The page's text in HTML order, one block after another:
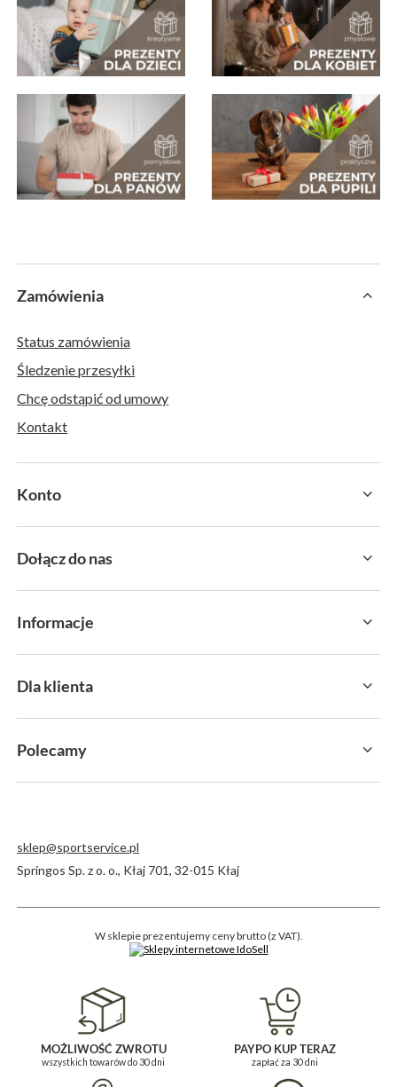
Zamówienia
Status zamówienia
Śledzenie przesyłki
Chcę odstąpić od umowy
Kontakt
Konto
Dołącz do nas
Informacje
Dla klienta
Polecamy
sklep@sportservice.pl
Springos Sp. z o. o., Kłaj 701,32-015 Kłaj
W sklepie prezentujemy ceny brutto (z VAT).
MOŻLIWOŚĆ ZWROTU
wszystkich towarów do 30 dni
PAYPO KUP TERAZ
zapłać za 30 dni